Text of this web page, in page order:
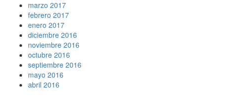
marzo 2017
febrero 2017
enero 2017
diciembre 2016
noviembre 2016
octubre 2016
septiembre 2016
mayo 2016
abril 2016